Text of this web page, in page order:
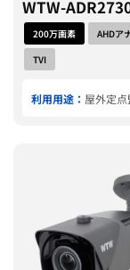
WTW-
200万画素
AHDア
TVI
利用用途： 屋外定点